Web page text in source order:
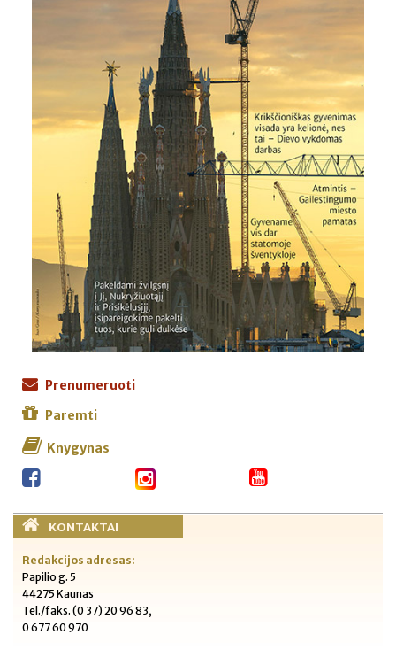
Prenumeruoti
Paremti
Knygynas
KONTAKTAI
Redakcijos adresas:
Papilio g. 5
44275 Kaunas
Tel./faks. (0 37) 20 96 83,
0 677 60 970